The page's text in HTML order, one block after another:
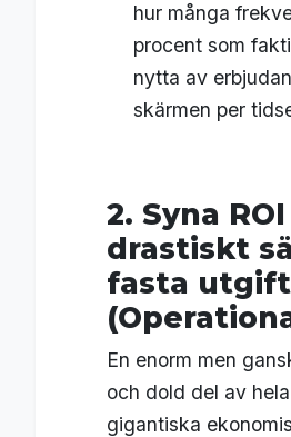
hur många
procent som
nytta av
skärmen per
2. Syna
drastiskt
fasta
En enorm men
och dold del av
gigantiska